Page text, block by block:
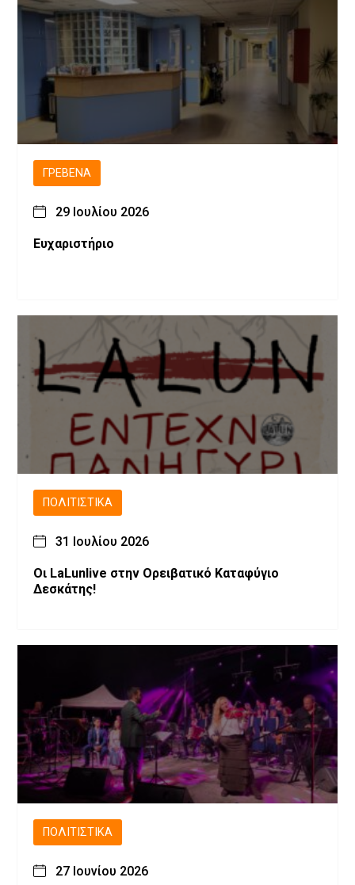
ΓΡΕΒΕΝΆ
29 Ιουλίου 2026
Ευχαριστήριο
ΠΟΛΙΤΙΣΤΙΚΆ
31 Ιουλίου 2026
Οι LaLunlive στην Ορειβατικό Καταφύγιο
Δεσκάτης!
ΠΟΛΙΤΙΣΤΙΚΆ
27 Ιουνίου 2026